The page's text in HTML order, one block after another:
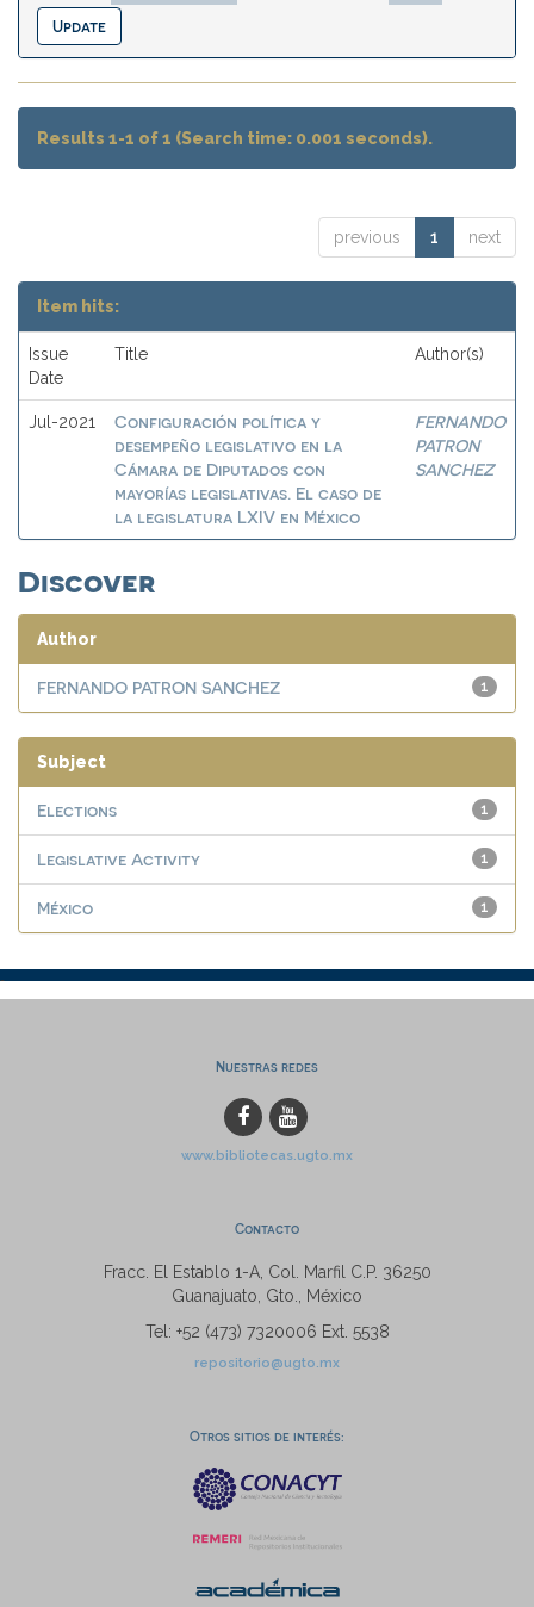
Results 1-1 of 1 (Search time: 0.001 seconds).
previous 1 next
Item hits:
Issue
Date
Title Author(s)
Jul-2021
Configuración política y
desempeño legislativo en la
Cámara de Diputados con
mayorías legislativas. El caso de
la legislatura LXIV en México
FERNANDO
PATRON
SANCHEZ
Discover
Author
1
FERNANDO PATRON SANCHEZ
Subject
1
Elections
1
Legislative Activity
1
México
Nuestras redes
www.bibliotecas.ugto.mx
Contacto
Fracc. El Establo 1-A, Col. Marfil C.P. 36250
Guanajuato, Gto., México
Tel: +52 (473) 7320006 Ext. 5538
repositorio@ugto.mx
Otros sitios de interés: